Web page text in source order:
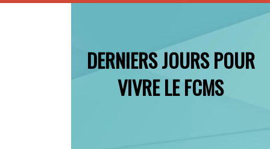
DERNIERS JOURS POUR
VIVRE LE FCMS